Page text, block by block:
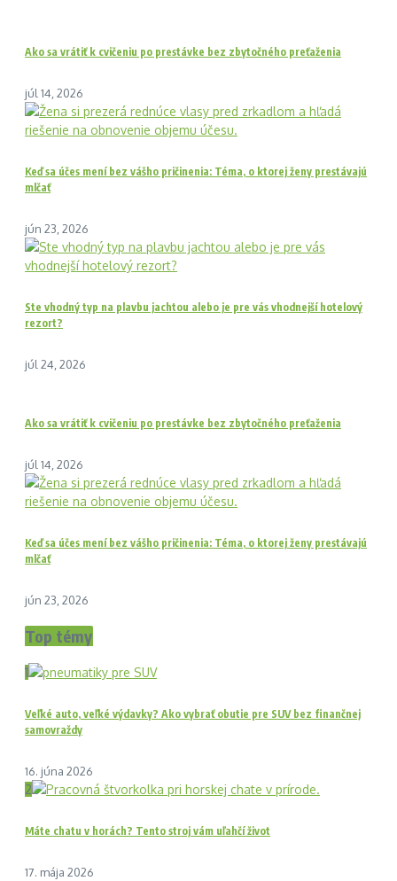
Ako sa vrátiť k cvičeniu po prestávke bez zbytočného preťaženia
júl 14, 2026
Keď sa účes mení bez vášho pričinenia: Téma, o ktorej ženy prestávajú
mlčať
jún 23, 2026
Ste vhodný typ na plavbu jachtou alebo je pre vás vhodnejší hotelový
rezort?
júl 24, 2026
Ako sa vrátiť k cvičeniu po prestávke bez zbytočného preťaženia
júl 14, 2026
Keď sa účes mení bez vášho pričinenia: Téma, o ktorej ženy prestávajú
mlčať
jún 23, 2026
Top témy
1
Veľké auto, veľké výdavky? Ako vybrať obutie pre SUV bez finančnej
samovraždy
16. júna 2026
2
Máte chatu v horách? Tento stroj vám uľahčí život
17. mája 2026